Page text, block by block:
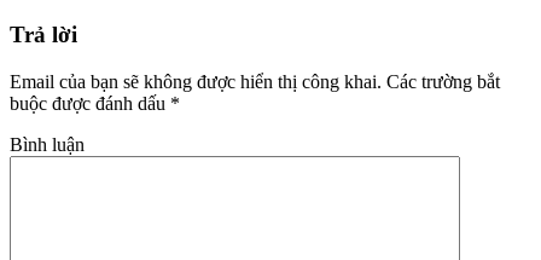
Trả lời
Email của bạn sẽ không được hiển thị công khai. Các trường bắt
buộc được đánh dấu *
Bình luận